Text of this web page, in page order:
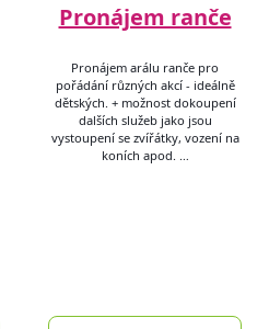
Pronájem ranče
Pronájem arálu ranče pro
pořádání různých akcí - ideálně
dětských. + možnost dokoupení
dalších služeb jako jsou
vystoupení se zvířátky, vození na
koních apod. …